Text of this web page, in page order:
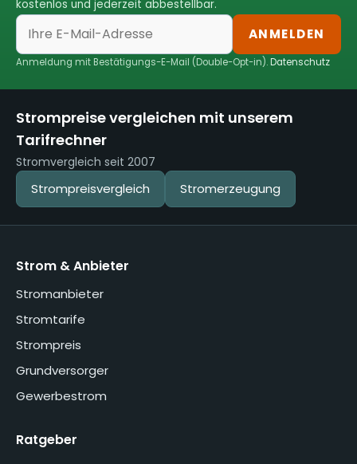
kostenlos und jederzeit abbestellbar.
ANMELDEN
Anmeldung mit Bestätigungs-E-Mail (Double-Opt-in).Datenschutz
Strompreise vergleichen mit unserem
Tarifrechner
Stromvergleich seit 2007
Strompreisvergleich Stromerzeugung
Strom & Anbieter
Stromanbieter
Stromtarife
Strompreis
Grundversorger
Gewerbestrom
Ratgeber